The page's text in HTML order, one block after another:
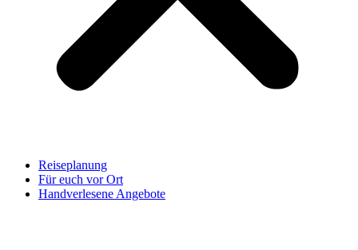
Reiseplanung
Für euch vor Ort
Handverlesene Angebote